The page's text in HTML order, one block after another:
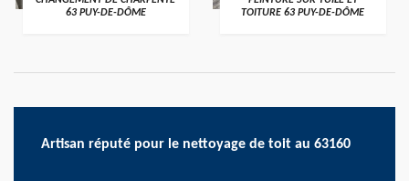
63 PUY-DE-DÔME
TOITURE 63 PUY-DE-DÔME
Artisan réputé pour le nettoyage de toit au 63160